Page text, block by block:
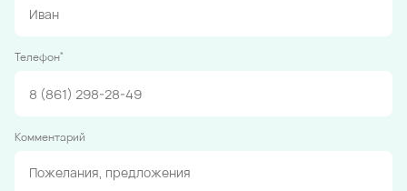
Телефон*
Комментарий